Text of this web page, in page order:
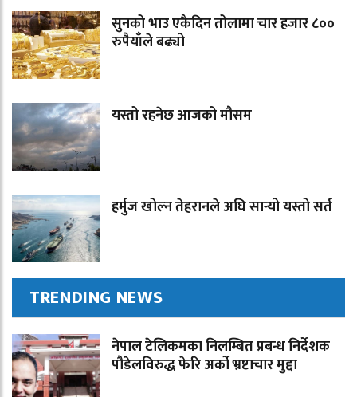
सुनको भाउ एकैदिन तोलामा चार हजार ८००
रुपैयाँले बढ्यो
यस्तो रहनेछ आजको मौसम
हर्मुज खोल्न तेहरानले अघि सार्‍यो यस्तो सर्त
TRENDING NEWS
नेपाल टेलिकमका निलम्बित प्रबन्ध निर्देशक
पौडेलविरुद्ध फेरि अर्को भ्रष्टाचार मुद्दा